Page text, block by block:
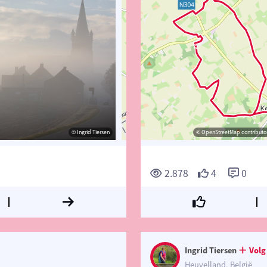
© Ingrid Tiersen © OpenStreetMap contributors,
© Ingrid Tiersen © OpenStreetMap
2.878 4 0
Ingrid Tiersen
Volg
Heuvelland, België